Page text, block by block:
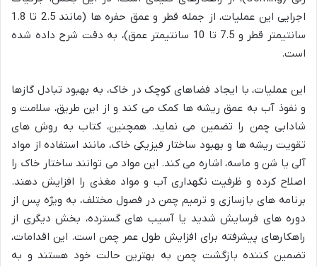
اجرایی این عملیات، از جمله قطر و عمق حفره ها (مانند 2.5 تا 1.8
سانتیمتر قطر و 7.5 تا 10 سانتیمتر عمق)، به دقت شرح داده شده
است.
این عملیات، با ایجاد فضاهای کوچک در خاک، به بهبود تبادل گازها
و نفوذ آب به عمق ریشه ها کمک می کند و از این طریق، سلامت و
شادابی چمن را تضمین می نماید. همچنین، کتاب به روش های
تقویت ریشه ها و بهبود ساختار فیزیکی خاک، مانند استفاده از مواد
آلی یا شن و ماسه، اشاره می کند. این مواد می توانند ساختار خاک را
اصلاح کرده و ظرفیت نگهداری آب و مواد مغذی را افزایش دهند.
برنامه های بازسازی و ترمیم چمن در فصول مختلف، به ویژه پس از
دوره های فرسایش شدید یا آسیب های گسترده، بخش دیگری از
راهکارهای پیشرفته برای افزایش طول عمر چمن است. این اقدامات،
تضمین کننده بازگشت چمن به بهترین حالت خود هستند و به